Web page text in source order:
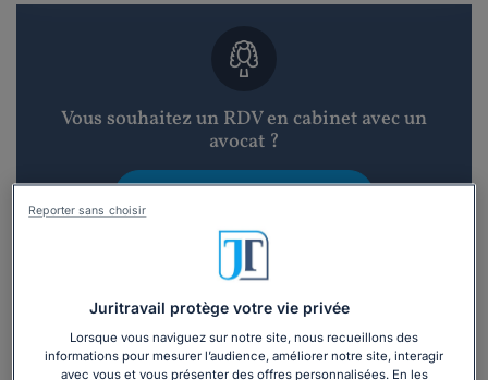
Vous souhaitez un RDV en cabinet avec un
avocat ?
3 devis en 48h
Juritravail protège votre vie privée
Lorsque vous naviguez sur notre site, nous recueillons des
informations pour mesurer l’audience, améliorer notre site, interagir
avec vous et vous présenter des offres personnalisées. En les
Reporter sans choisir